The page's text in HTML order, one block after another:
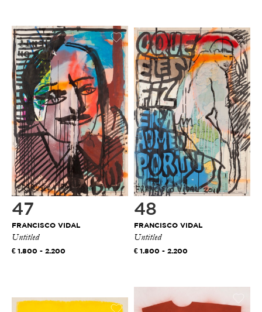
47
FRANCISCO VIDAL
Untitled
1.800 - 2.200
48
FRANCISCO VIDAL
Untitled
1.800 - 2.200